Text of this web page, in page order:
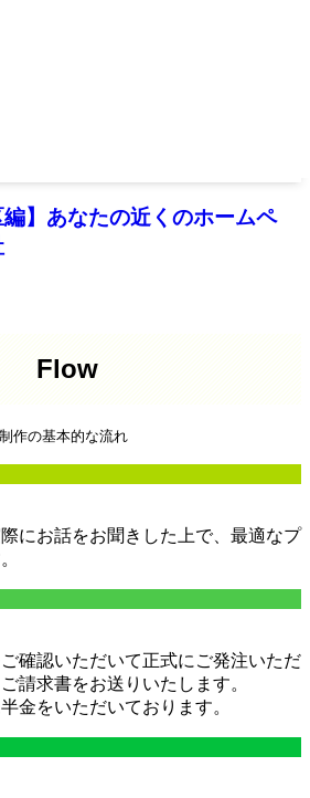
編】あなたの近くのホームペ
Flow
制作の基本的な流れ
にお話をお聞きした上で、最適なプ
確認いただいて正式にご発注いただ
請求書をお送りいたします。
金をいただいております。